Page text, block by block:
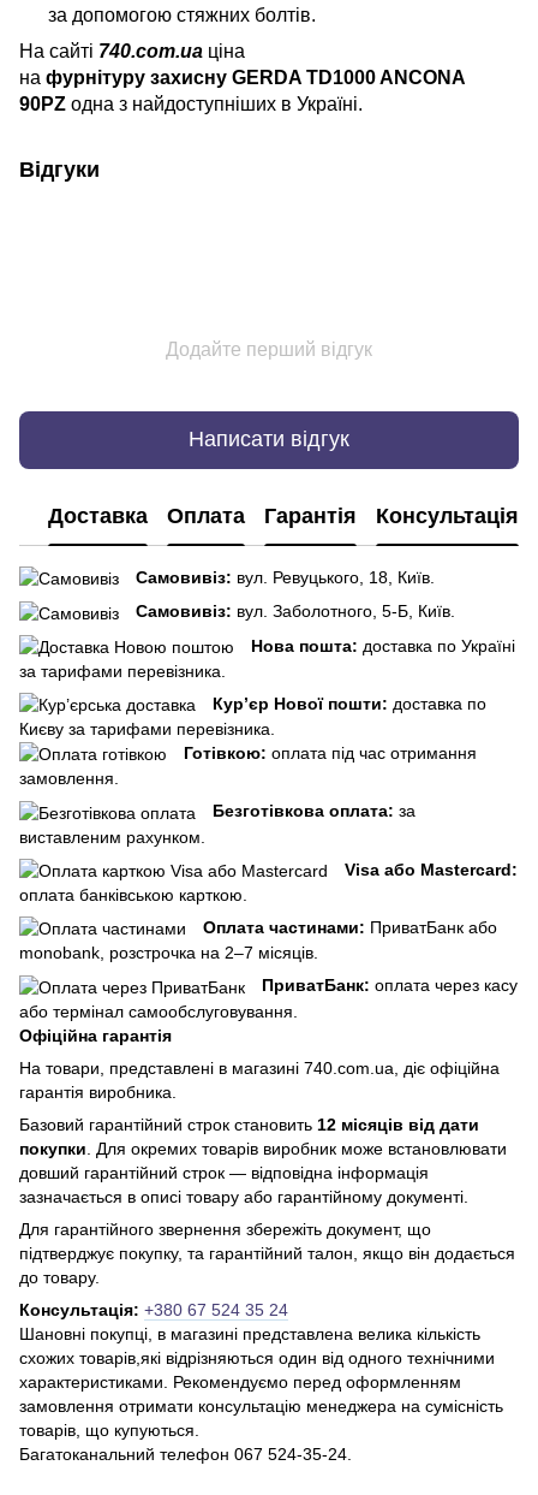
за допомогою стяжних болтів.
На сайті 740.com.ua ціна
на фурнітуру захисну GERDA TD1000 ANCONA
90PZ одна з найдоступніших в Україні.
Відгуки
Додайте перший відгук
Написати відгук
Доставка Оплата Гарантія Консультація
Самовивіз: вул. Ревуцького, 18, Київ.
Самовивіз: вул. Заболотного, 5-Б, Київ.
Нова пошта: доставка по Україні
за тарифами перевізника.
Кур’єр Нової пошти: доставка по
Києву за тарифами перевізника.
Готівкою: оплата під час отримання
замовлення.
Безготівкова оплата: за
виставленим рахунком.
Visa або Mastercard:
оплата банківською карткою.
Оплата частинами: ПриватБанк або
monobank, розстрочка на 2–7 місяців.
ПриватБанк: оплата через касу
або термінал самообслуговування.
Офіційна гарантія
На товари, представлені в магазині 740.com.ua, діє офіційна
гарантія виробника.
Базовий гарантійний строк становить 12 місяців від дати
покупки . Для окремих товарів виробник може встановлювати
довший гарантійний строк — відповідна інформація
зазначається в описі товару або гарантійному документі.
Для гарантійного звернення збережіть документ, що
підтверджує покупку, та гарантійний талон, якщо він додається
до товару.
Консультація: +380 67 524 35 24
Шановні покупці, в магазині представлена ​​велика кількість
схожих товарів,які відрізняються один від одного технічними
характеристиками. Рекомендуємо перед оформленням
замовлення отримати консультацію менеджера на сумісність
товарів, що купуються.
Багатоканальний телефон 067 524-35-24.